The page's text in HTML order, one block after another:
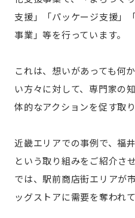
支援」「パッケージ支援」
事業」等を行っています。
これは、想いがあっても何
い方々に対して、専門家の
体的なアクションを促す取り
近畿エリアでの事例で、福
という取り組みをご紹介さ
では、駅前商店街エリアが
ッグストアに需要を奪われ